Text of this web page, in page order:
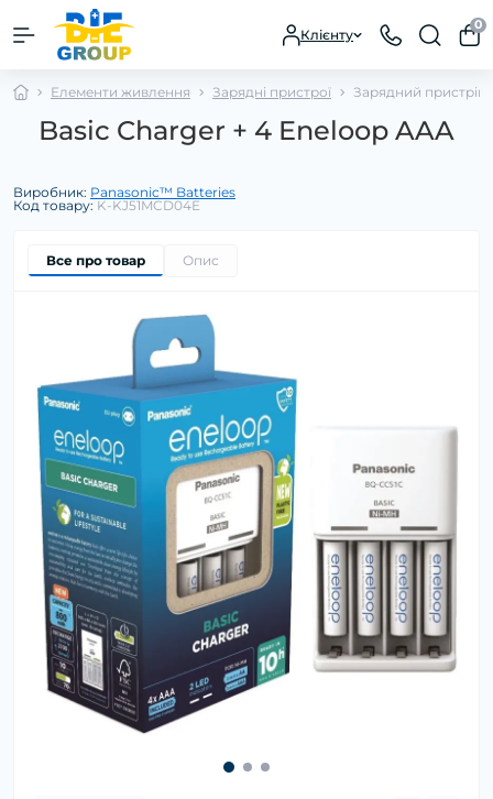
Клієнту
0
Елементи живлення Зарядні пристрої Зарядний
Basic Charger + 4 Eneloop AAA
Виробник: Panasonic™ Batteries
Код товару: K-KJ51MCD04E
Все про товар Опис